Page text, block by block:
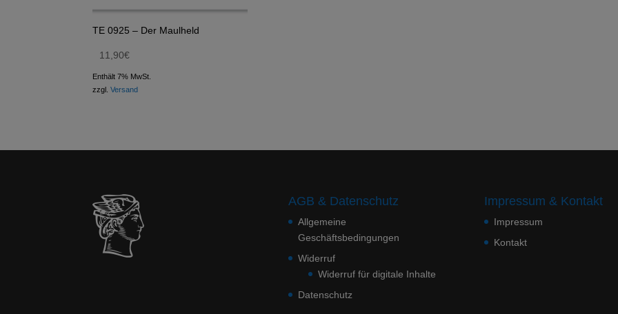
TE 0925 – Der Maulheld
11,90€
Enthält 7% MwSt.
zzgl.Versand
AGB & Datenschutz
Allgemeine
Geschäftsbedingungen
Widerruf
Widerruf für digitale Inhalte
Datenschutz
Impressum & Kontakt
Impressum
Kontakt